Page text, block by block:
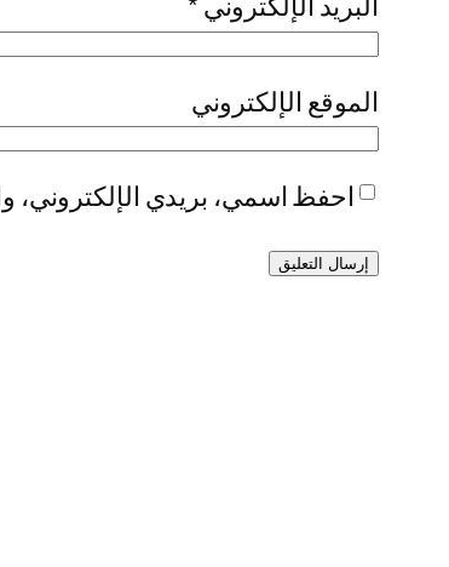
الموقع الإلكتروني
احفظ اسمي، بريدي الإلكتروني،